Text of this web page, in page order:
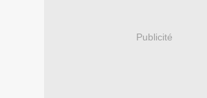
Publicité